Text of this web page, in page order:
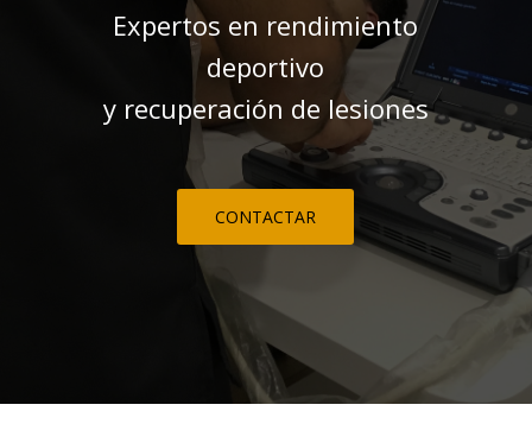
Expertos en rendimiento
deportivo
y recuperación de lesiones
CONTACTAR